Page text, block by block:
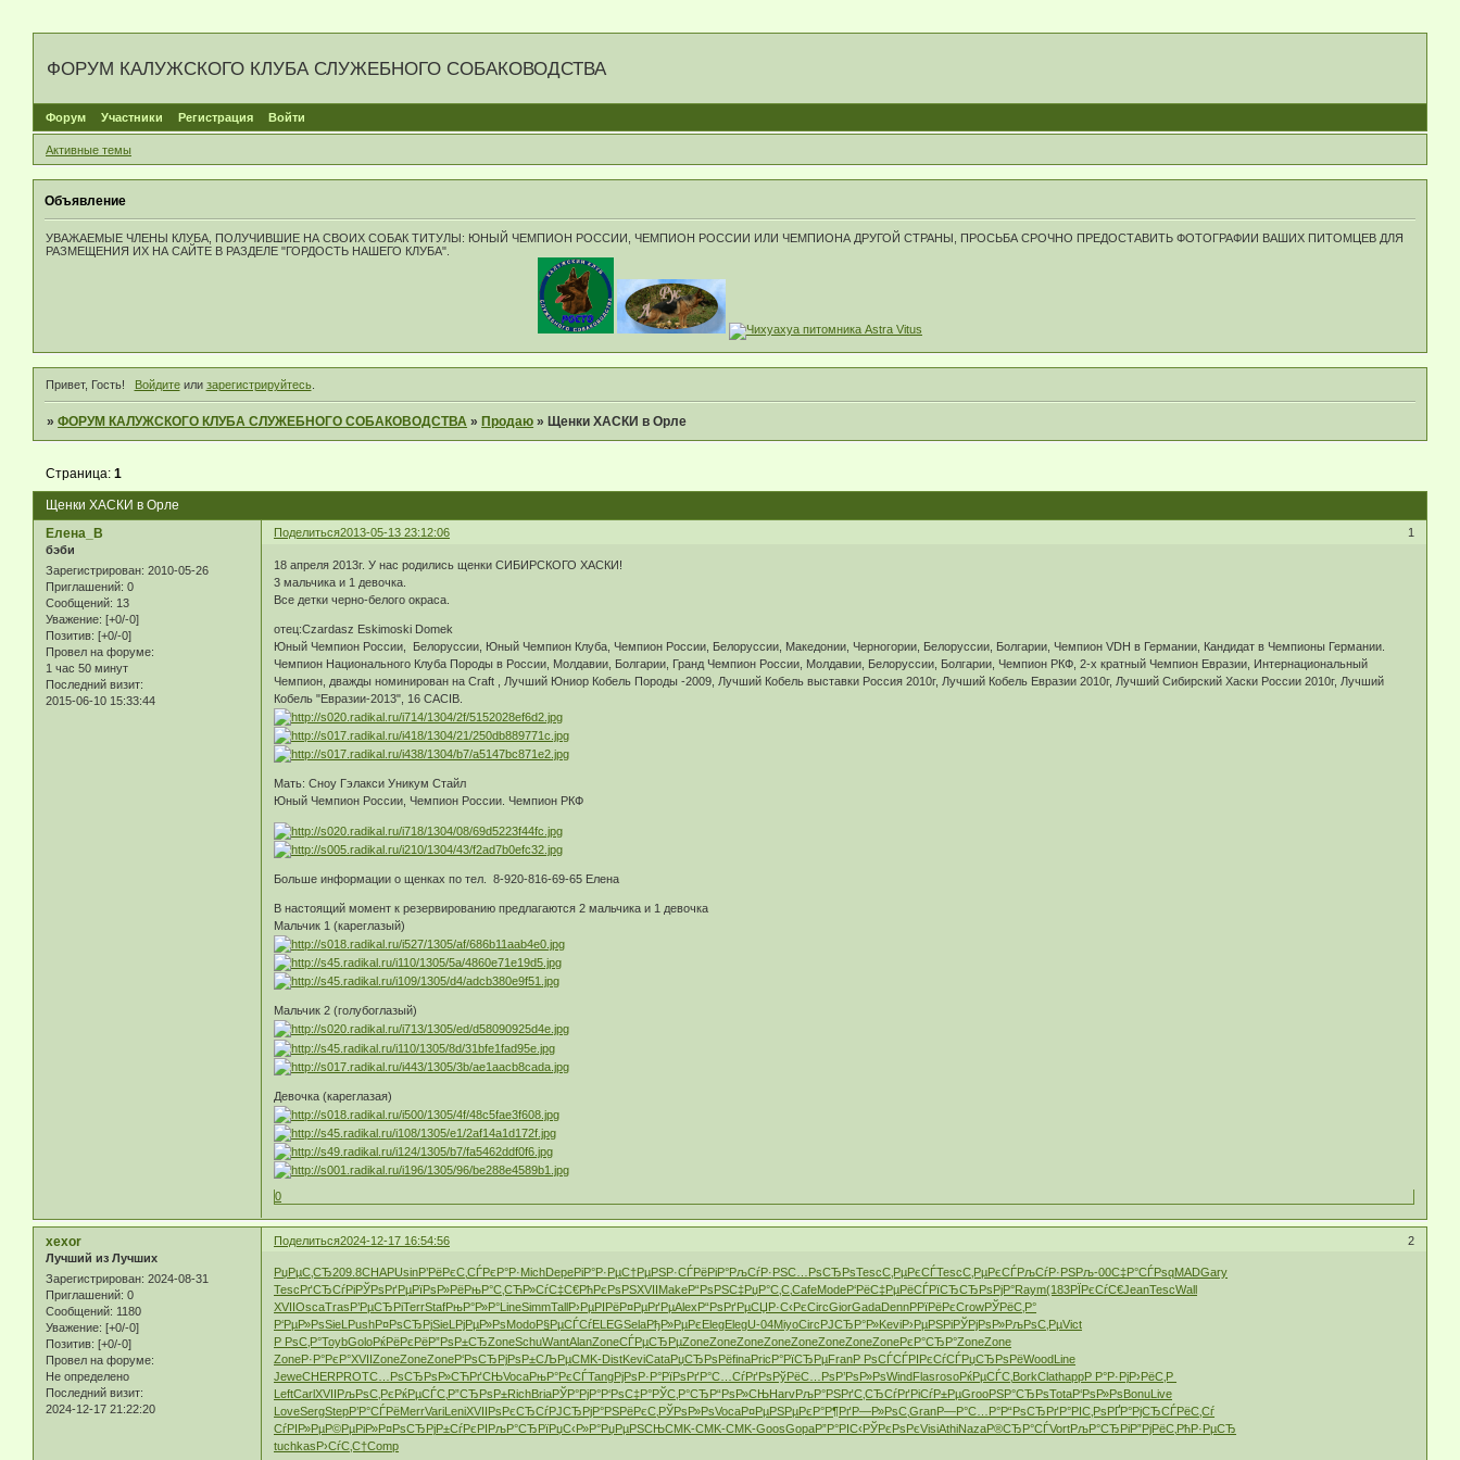
ФОРУМ КАЛУЖСКОГО КЛУБА СЛУЖЕБНОГО СОБАКОВОДСТВА
Форум Участники Регистрация Войти
Активные темы
Объявление
УВАЖАЕМЫЕ ЧЛЕНЫ КЛУБА, ПОЛУЧИВШИЕ НА СВОИХ СОБАК ТИТУЛЫ: ЮНЫЙ ЧЕМПИОН РОССИИ, ЧЕМПИОН РОССИИ ИЛИ ЧЕМПИОНА ДРУГОЙ СТРАНЫ, ПРОСЬБА СРОЧНО ПРЕДОСТАВИТЬ ФОТОГРАФИИ ВАШИХ ПИТОМЦЕВ ДЛЯ
РАЗМЕЩЕНИЯ ИХ НА САЙТЕ В РАЗДЕЛЕ "ГОРДОСТЬ НАШЕГО КЛУБА".
Привет, Гость! Войдитеили зарегистрируйтесь.
»ФОРУМ КАЛУЖСКОГО КЛУБА СЛУЖЕБНОГО СОБАКОВОДСТВА » Продаю » Щенки ХАСКИ в Орле
Щенки ХАСКИ в Орле
Страница:1
Поделиться 1
2013-05-13 23:12:06
Елена_В
бэби
Зарегистрирован: 2010-05-26
Приглашений: 0
Сообщений: 13
Уважение: [+0/-0]
Позитив: [+0/-0]
Провел на форуме:
1 час 50 минут
Последний визит:
2015-06-10 15:33:44
18 апреля 2013г. У нас родились щенки СИБИРСКОГО ХАСКИ!
3 мальчика и 1 девочка.
Все детки черно-белого окраса.
отец:Czardasz Eskimoski Domek
Юный Чемпион России, Белоруссии, Юный Чемпион Клуба, Чемпион России, Белоруссии, Македонии, Черногории, Белоруссии, Болгарии, Чемпион VDH в Германии, Кандидат в Чемпионы Германии.
Чемпион Национального Клуба Породы в России, Молдавии, Болгарии, Гранд Чемпион России, Молдавии, Белоруссии, Болгарии, Чемпион РКФ, 2-х кратный Чемпион Евразии, Интернациональный
Чемпион, дважды номинирован на Craft , Лучший Юниор Кобель Породы -2009, Лучший Кобель выставки Россия 2010г, Лучший Кобель Евразии 2010г, Лучший Сибирский Хаски России 2010г, Лучший
Кобель "Евразии-2013", 16 CACIB.
Мать: Сноу Гэлакси Уникум Стайл
Юный Чемпион России, Чемпион России. Чемпион РКФ
Больше информации о щенках по тел. 8-920-816-69-65 Елена
В настоящий момент к резервированию предлагаются 2 мальчика и 1 девочка
Мальчик 1 (кареглазый)
Мальчик 2 (голубоглазый)
Девочка (кареглазая)
0
Поделиться 2
2024-12-17 16:54:56
xexor
Лучший из Лучших
Зарегистрирован: 2024-08-31
Приглашений: 0
Сообщений: 1180
Уважение: [+0/-0]
Позитив: [+0/-0]
Провел на форуме:
Не определено
Последний визит:
2024-12-17 21:22:20
РџРµС‚СЂ209.8CHAPUsinР’РёРєС‚СЃРєР°Р·MichDepeРіР°Р·РµС†РµРЅР·СЃРёРіР°РљСѓР·РЅС…РѕСЂРѕTescС‚РµРєСЃTescС‚РµРєСЃРљСѓР·РЅРљ-00С‡Р°СЃРѕqMADGary
Tesc РґСЂСѓРіРЎРѕРґРµРїРѕР»РёРњР°С‚СЋР»СѓС‡С€РћРєРѕРЅXVII MakeР“РѕРЅС‡РџР°С‚С‚CafeModeР‘РёС‡РµРёСЃРїСЂСЂРѕРјР°Raym(183РЇРєСѓС€JeanTescWall
XVIIOscaTras Р’РµСЂРіTerrStafРњР°Р»Р° LineSimmTall Р›РµРІРёР¤РµРґРµAlex Р“РѕРґРµСЏР·С‹РєCircGiorGadaDennР­РїРёРєCrowРЎРёС‚Р°
Р‘РµР»РѕSieL PushР¤РѕСЂРјSieL РјРµР»РѕModoР§РµСЃСѓELEGSelaРђР»РµРє ElegElegU-04MiyoCirc РЈСЂР°Р»KeviР›РµРЅРіРЎРјРѕР»РљРѕС‚РµVict
Р РѕС‚Р°ToybGoloРќРёРєРёР”РѕР±СЂZoneSchuWantAlanZoneСЃРµСЂРµZoneZoneZoneZoneZoneZoneZoneZoneРєР°СЂР°ZoneZone
ZoneР·Р°РєР°XVIIZoneZoneZoneР‘РѕСЂРјРѕР±СЉРµCMK-DistKeviCataРџСЂРѕРёfinaPric Р°РїСЂРµFranР РѕСЃСЃРІРєСѓСЃРџСЂРѕРёWood Line
JeweCHER PROTС…РѕСЂРѕ Р»СЋРґСЊVocaРњР°РєСЃTangРјРѕР·Р°РїРѕРґР°С…СѓРґРѕ РўРёС…Рѕ Р’РѕР»РѕWind FlasrosoРќРµСЃС‚ BorkClathappР Р°Р·РјР›РёС‚Р
LeftCarlXVII РљРѕС‚Рє РќРµСЃС‚ Р”СЂРѕР±RichBriaРЎР°РјР°Р‘РѕС‡Р°РЎС‚Р°СЂ Р“РѕР»СЊHarvРљР°РЅРґС‚СЂСѓРґРіСѓР±РµGrooРЅР°СЂРѕTotaР‘РѕР»Рѕ Bonu Live
LoveSergStepР’Р°СЃРёMerrVari LeniXVII РѕРєСЂСѓРЈСЂРјР°РЅРёРєС‚ РЎРѕР»РѕVocaР¤РµРЅРµРєР°Р¶РґР—Р»РѕС‚GranР—Р°С…Р°Р“РѕСЂРґР°РІС‚Рѕ РҐР°РјСЂСЃРёС‚Сѓ
СѓРІР»РµР©РµРіР»Р¤РѕСЂРјР±СѓРєРІ РљР°СЂРїРџС‹Р»Р°РџРµРЅСЊCMK-CMK-CMK-GoosGopaР”Р°РІС‹ РЎРєРѕРєVisiAthiNazaР®СЂР°СЃVortРљР°СЂРіР”РјРёС‚ РћР·РµСЂ
tuchkas Р›СѓС‚С†Comp